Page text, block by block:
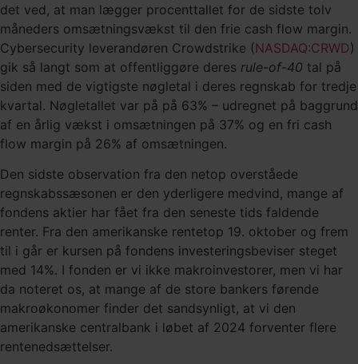
det ved, at man lægger procenttallet for de sidste tolv
måneders omsætningsvækst til den frie cash flow margin.
Cybersecurity leverandøren Crowdstrike (NASDAQ:CRWD)
gik så langt som at offentliggøre deres rule-of-40 tal på
siden med de vigtigste nøgletal i deres regnskab for tredje
kvartal. Nøgletallet var på på 63% – udregnet på baggrund
af en årlig vækst i omsætningen på 37% og en fri cash
flow margin på 26% af omsætningen.
Den sidste observation fra den netop overståede
regnskabssæsonen er den yderligere medvind, mange af
fondens aktier har fået fra den seneste tids faldende
renter. Fra den amerikanske rentetop 19. oktober og frem
til i går er kursen på fondens investeringsbeviser steget
med 14%. I fonden er vi ikke makroinvestorer, men vi har
da noteret os, at mange af de store bankers førende
makroøkonomer finder det sandsynligt, at vi den
amerikanske centralbank i løbet af 2024 forventer flere
rentenedsættelser.